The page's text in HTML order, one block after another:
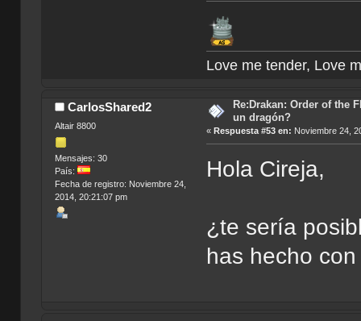
Love me tender, Love
CarlosShared2
Altair 8800
Mensajes: 30
País:
Fecha de registro: Noviembre 24,
2014, 20:21:07 pm
Re:Drakan: Order of the
un dragón?
« Respuesta #53 en: Noviembre 24,
Hola Cireja,
¿te sería
has hecho